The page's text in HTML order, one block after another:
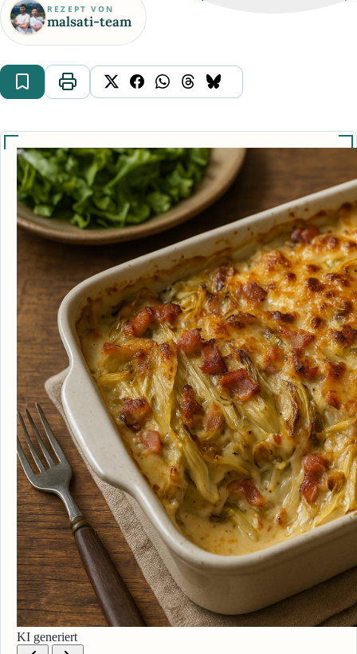
REZEPT VON
malsati-team
KI generiert